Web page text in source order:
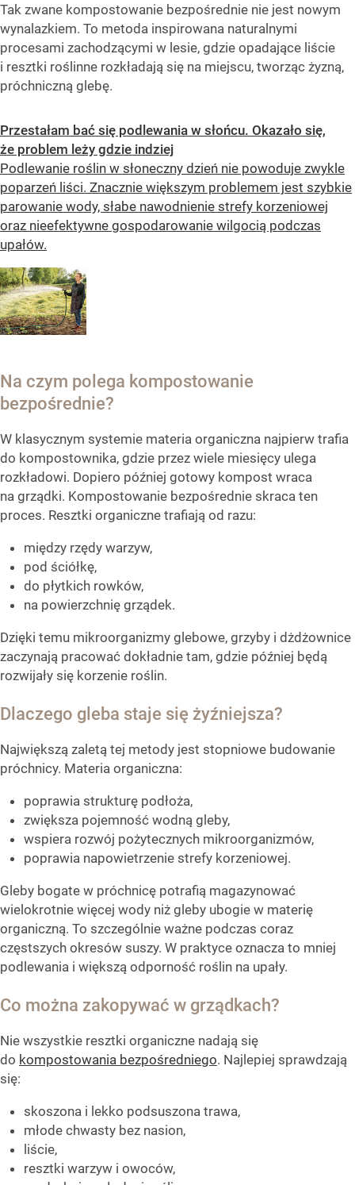
Tak zwane kompostowanie bezpośrednie nie jest nowym
wynalazkiem. To metoda inspirowana naturalnymi
procesami zachodzącymi w lesie, gdzie opadające liście
i resztki roślinne rozkładają się na miejscu, tworząc żyzną,
próchniczną glebę.
Przestałam bać się podlewania w słońcu. Okazało się,
że problem leży gdzie indziej
Podlewanie roślin w słoneczny dzień nie powoduje zwykle
poparzeń liści. Znacznie większym problemem jest szybkie
parowanie wody, słabe nawodnienie strefy korzeniowej
oraz nieefektywne gospodarowanie wilgocią podczas
upałów.
Na czym polega kompostowanie
bezpośrednie?
W klasycznym systemie materia organiczna najpierw trafia
do kompostownika, gdzie przez wiele miesięcy ulega
rozkładowi. Dopiero później gotowy kompost wraca
na grządki. Kompostowanie bezpośrednie skraca ten
proces. Resztki organiczne trafiają od razu:
między rzędy warzyw,
pod ściółkę,
do płytkich rowków,
na powierzchnię grządek.
Dzięki temu mikroorganizmy glebowe, grzyby i dżdżownice
zaczynają pracować dokładnie tam, gdzie później będą
rozwijały się korzenie roślin.
Dlaczego gleba staje się żyźniejsza?
Największą zaletą tej metody jest stopniowe budowanie
próchnicy. Materia organiczna:
poprawia strukturę podłoża,
zwiększa pojemność wodną gleby,
wspiera rozwój pożytecznych mikroorganizmów,
poprawia napowietrzenie strefy korzeniowej.
Gleby bogate w próchnicę potrafią magazynować
wielokrotnie więcej wody niż gleby ubogie w materię
organiczną. To szczególnie ważne podczas coraz
częstszych okresów suszy. W praktyce oznacza to mniej
podlewania i większą odporność roślin na upały.
Co można zakopywać w grządkach?
Nie wszystkie resztki organiczne nadają się
do kompostowania bezpośredniego. Najlepiej sprawdzają
się:
skoszona i lekko podsuszona trawa,
młode chwasty bez nasion,
liście,
resztki warzyw i owoców,